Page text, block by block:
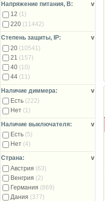
Напряжение питания, В:
v
12 (1)
220 (11442)
Степень защиты, IP:
v
20 (10541)
21 (157)
40 (10)
44 (11)
Наличие диммера:
v
Есть (222)
Нет (1)
Наличие выключателя:
v
Есть (5)
Нет (4)
Страна:
v
Австрия (63)
Венгрия (2)
Германия (869)
Дания (377)